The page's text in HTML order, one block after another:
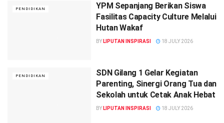
PENDIDIKAN
YPM Sepanjang Berikan Siswa
Fasilitas Capacity Culture Melalui
Hutan Wakaf
BY LIPUTAN INSPIRASI 18 JULY 2026
PENDIDIKAN
SDN Gilang 1 Gelar Kegiatan
Parenting, Sinergi Orang Tua dan
Sekolah untuk Cetak Anak Hebat
BY LIPUTAN INSPIRASI 18 JULY 2026